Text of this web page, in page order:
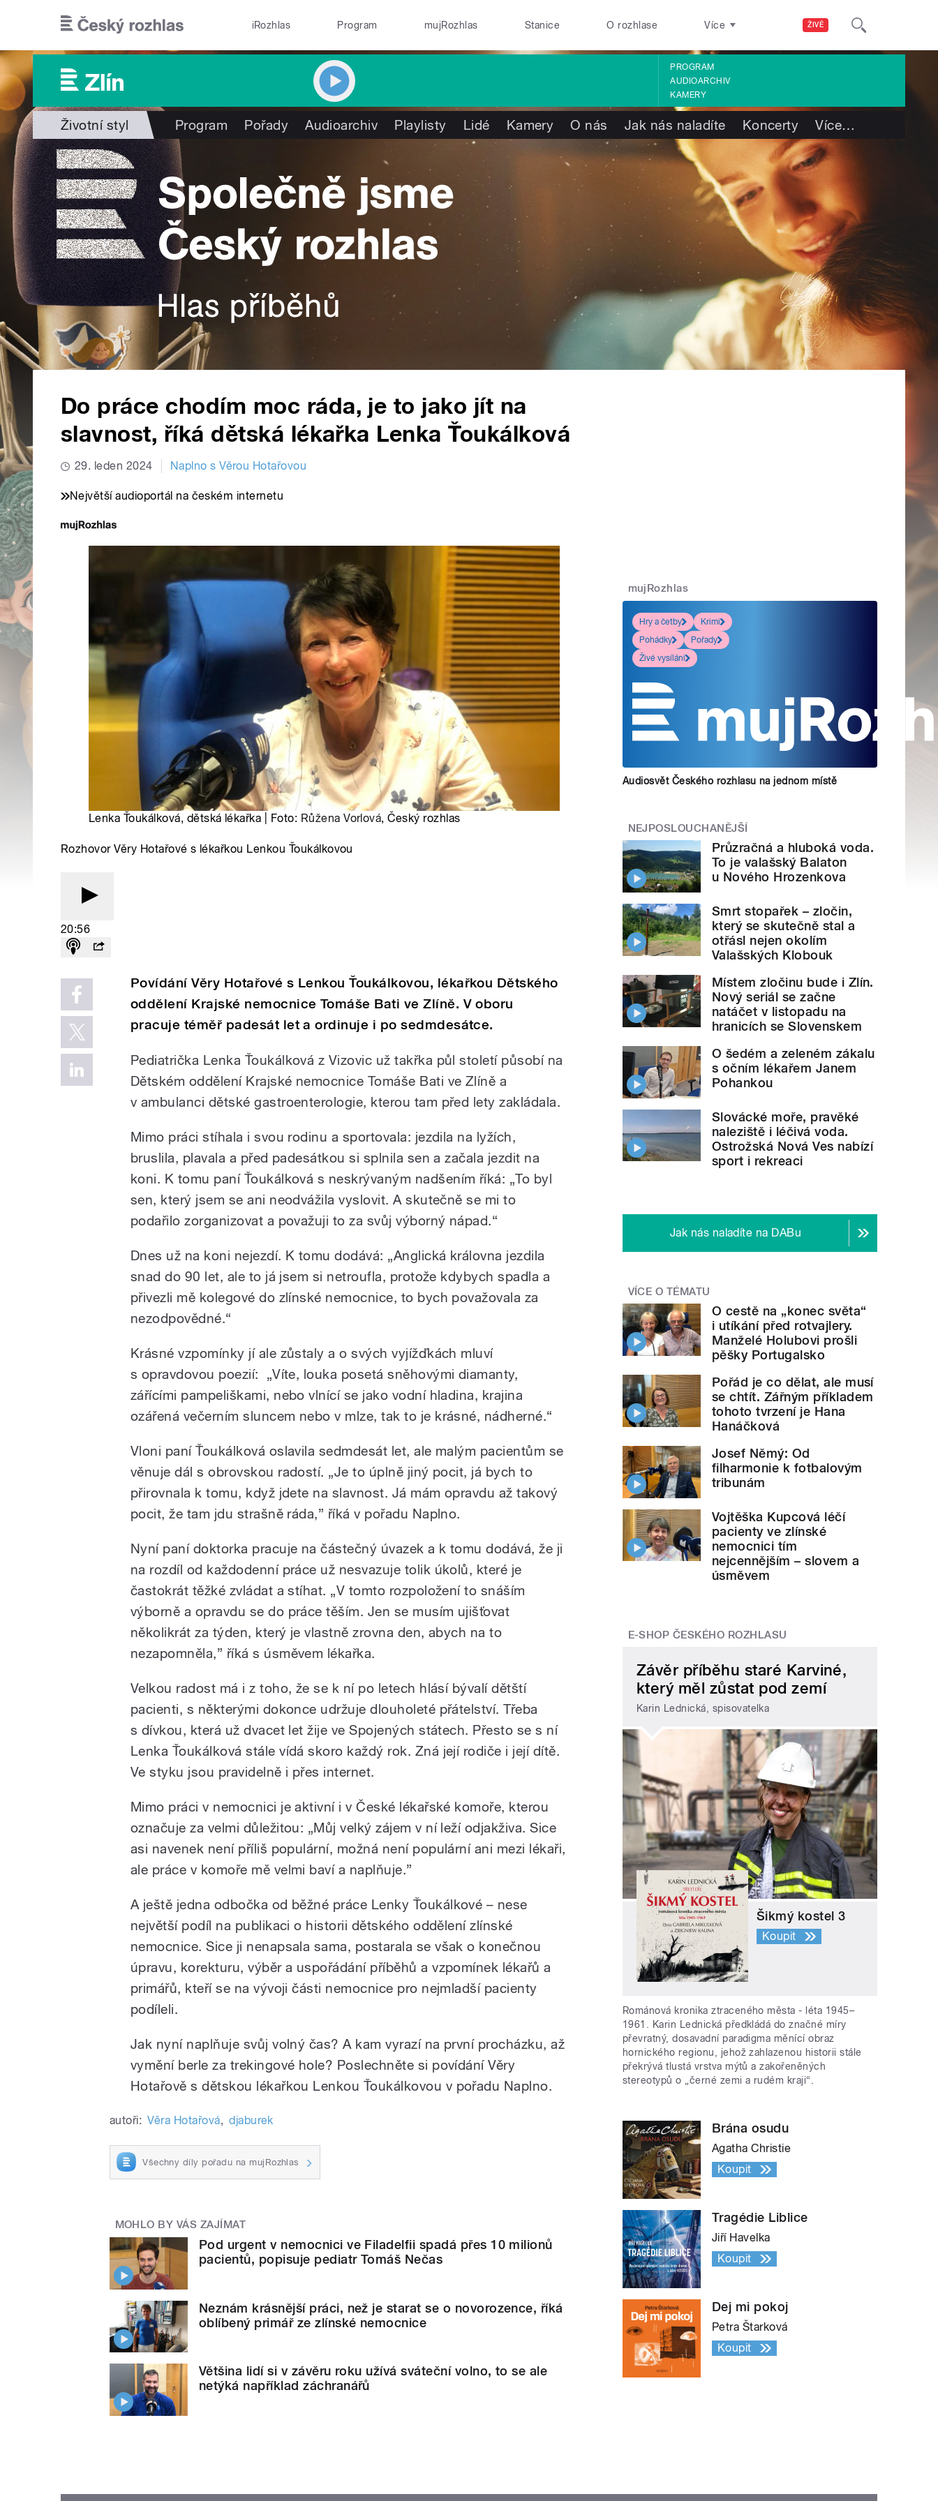
ŽIVĚ
iRozhlas Program mujRozhlas Stanice O rozhlase Více
PROGRAM
AUDIOARCHIV
KAMERY
Životní styl Program Pořady Audioarchiv Playlisty Lidé Kamery O nás Jak nás naladíte Koncerty Více…
Do práce chodím moc ráda, je to jako jít na
slavnost, říká dětská lékařka Lenka Ťoukálková
29. leden 2024 Naplno s Věrou Hotařovou
Největší audioportál na českém internetu
Lenka Ťoukálková, dětská lékařka | Foto: Růžena Vorlová, Český rozhlas
Rozhovor Věry Hotařové s lékařkou Lenkou Ťoukálkovou
20:56
Povídání Věry Hotařové s Lenkou Ťoukálkovou, lékařkou Dětského
oddělení Krajské nemocnice Tomáše Bati ve Zlíně. V oboru
pracuje téměř padesát let a ordinuje i po sedmdesátce.
Pediatrička Lenka Ťoukálková z Vizovic už takřka půl století působí na
Dětském oddělení Krajské nemocnice Tomáše Bati ve Zlíně a
v ambulanci dětské gastroenterologie, kterou tam před lety zakládala.
Mimo práci stíhala i svou rodinu a sportovala: jezdila na lyžích,
bruslila, plavala a před padesátkou si splnila sen a začala jezdit na
koni. K tomu paní Ťoukálková s neskrývaným nadšením říká: „To byl
sen, který jsem se ani neodvážila vyslovit. A skutečně se mi to
podařilo zorganizovat a považuji to za svůj výborný nápad.“
Dnes už na koni nejezdí. K tomu dodává: „Anglická královna jezdila
snad do 90 let, ale to já jsem si netroufla, protože kdybych spadla a
přivezli mě kolegové do zlínské nemocnice, to bych považovala za
nezodpovědné.“
Krásné vzpomínky jí ale zůstaly a o svých vyjížďkách mluví
s opravdovou poezií: „Víte, louka posetá sněhovými diamanty,
zářícími pampeliškami, nebo vlnící se jako vodní hladina, krajina
ozářená večerním sluncem nebo v mlze, tak to je krásné, nádherné.“
Vloni paní Ťoukálková oslavila sedmdesát let, ale malým pacientům se
věnuje dál s obrovskou radostí. „Je to úplně jiný pocit, já bych to
přirovnala k tomu, když jdete na slavnost. Já mám opravdu až takový
pocit, že tam jdu strašně ráda,” říká v pořadu Naplno.
Nyní paní doktorka pracuje na částečný úvazek a k tomu dodává, že ji
na rozdíl od každodenní práce už nesvazuje tolik úkolů, které je
častokrát těžké zvládat a stíhat. „V tomto rozpoložení to snáším
výborně a opravdu se do práce těším. Jen se musím ujišťovat
několikrát za týden, který je vlastně zrovna den, abych na to
nezapomněla,” říká s úsměvem lékařka.
Velkou radost má i z toho, že se k ní po letech hlásí bývalí dětští
pacienti, s některými dokonce udržuje dlouholeté přátelství. Třeba
s dívkou, která už dvacet let žije ve Spojených státech. Přesto se s ní
Lenka Ťoukálková stále vídá skoro každý rok. Zná její rodiče i její dítě.
Ve styku jsou pravidelně i přes internet.
Mimo práci v nemocnici je aktivní i v České lékařské komoře, kterou
označuje za velmi důležitou: „Můj velký zájem v ní leží odjakživa. Sice
asi navenek není příliš populární, možná není populární ani mezi lékaři,
ale práce v komoře mě velmi baví a naplňuje.”
A ještě jedna odbočka od běžné práce Lenky Ťoukálkové – nese
největší podíl na publikaci o historii dětského oddělení zlínské
nemocnice. Sice ji nenapsala sama, postarala se však o konečnou
úpravu, korekturu, výběr a uspořádání příběhů a vzpomínek lékařů a
primářů, kteří se na vývoji části nemocnice pro nejmladší pacienty
podíleli.
Jak nyní naplňuje svůj volný čas? A kam vyrazí na první procházku, až
vymění berle za trekingové hole? Poslechněte si povídání Věry
Hotařově s dětskou lékařkou Lenkou Ťoukálkovou v pořadu Naplno.
autoři: Věra Hotařová, djaburek
Všechny díly pořadu na mujRozhlas
MOHLO BY VÁS ZAJÍMAT
Pod urgent v nemocnici ve Filadelfii spadá přes 10 milionů
pacientů, popisuje pediatr Tomáš Nečas
Neznám krásnější práci, než je starat se o novorozence, říká
oblíbený primář ze zlínské nemocnice
Většina lidí si v závěru roku užívá sváteční volno, to se ale
netýká například záchranářů
mujRozhlas
Hry a četby
Krimi
Pohádky
Pořady
Živé vysílání
Audiosvět Českého rozhlasu na jednom místě
NEJPOSLOUCHANĚJŠÍ
Průzračná a hluboká voda.
To je valašský Balaton
u Nového Hrozenkova
Smrt stopařek – zločin,
který se skutečně stal a
otřásl nejen okolím
Valašských Klobouk
Místem zločinu bude i Zlín.
Nový seriál se začne
natáčet v listopadu na
hranicích se Slovenskem
O šedém a zeleném zákalu
s očním lékařem Janem
Pohankou
Slovácké moře, pravěké
naleziště i léčivá voda.
Ostrožská Nová Ves nabízí
sport i rekreaci
Jak nás naladíte na DABu
VÍCE O TÉMATU
O cestě na „konec světa“
i utíkání před rotvajlery.
Manželé Holubovi prošli
pěšky Portugalsko
Pořád je co dělat, ale musí
se chtít. Zářným příkladem
tohoto tvrzení je Hana
Hanáčková
Josef Němý: Od
filharmonie k fotbalovým
tribunám
Vojtěška Kupcová léčí
pacienty ve zlínské
nemocnici tím
nejcennějším – slovem a
úsměvem
E-SHOP ČESKÉHO ROZHLASU
Závěr příběhu staré Karviné,
který měl zůstat pod zemí
Karin Lednická, spisovatelka
Šikmý kostel 3
Koupit
Románová kronika ztraceného města - léta 1945–
1961. Karin Lednická předkládá do značné míry
převratný, dosavadní paradigma měnící obraz
hornického regionu, jehož zahlazenou historii stále
překrývá tlustá vrstva mýtů a zakořeněných
stereotypů o „černé zemi a rudém kraji“.
Brána osudu
Agatha Christie
Koupit
Tragédie Liblice
Jiří Havelka
Koupit
Dej mi pokoj
Petra Štarková
Koupit